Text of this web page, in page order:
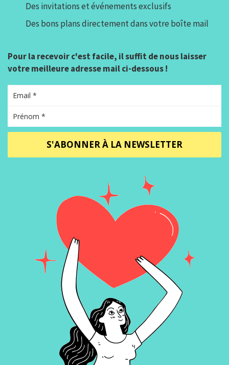
Des invitations et événements exclusifs
Des bons plans directement dans votre boîte mail
Pour la recevoir c'est facile, il suffit de nous laisser
votre meilleure adresse mail ci-dessous !
S'ABONNER À LA NEWSLETTER